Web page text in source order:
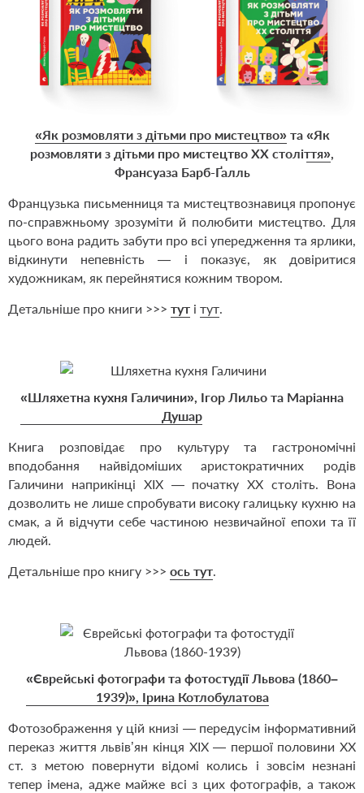
«Як розмовляти з дітьми про мистецтво»та «Як
розмовляти з дітьми про мистецтво ХХ століття»,
Франсуаза Барб-Ґалль
Французька письменниця та мистецтвознавиця пропонує
по-справжньому зрозуміти й полюбити мистецтво. Для
цього вона радить забути про всі упередження та ярлики,
відкинути непевність — і показує, як довіритися
художникам, як перейнятися кожним твором.
Детальніше про книги >>> тут і тут.
«Шляхетна кухня Галичини», Ігор Лильо та Маріанна
Душар
Книга розповідає про культуру та гастрономічні
вподобання най­відоміших аристократичних родів
Галичини наприкінці ХІХ — початку ХХ століть. Вона
дозволить не лише спробувати високу галицьку кухню на
смак, а й відчути себе частиною незвичайної епохи та її
людей.
Детальніше про книгу >>> ось тут.
«Єврейські фотографи та фотостудії Львова (1860–
1939)», Ірина Котлобулатова
Фотозображення у цій книзі — передусім інформативний
переказ життя львів’ян кінця XIX — першої половини XX
ст. з метою повернути відомі колись і зовсім незнані
тепер імена, адже майже всі з цих фотографів, а також